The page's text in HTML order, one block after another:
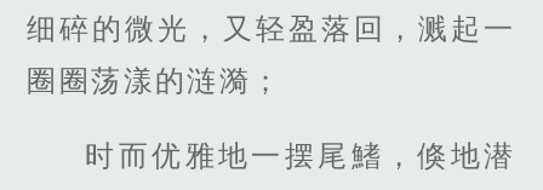
细碎的微光，又轻盈落回，溅起一
圈圈荡漾的涟漪；
时而优雅地一摆尾鰭，倏地潜